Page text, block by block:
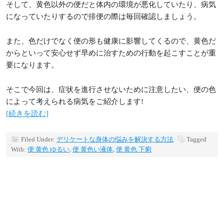
そして、黄色以外の便だと体内の環境が悪化していたり、病気
になっていたりするので排便の際は毎回確認しましょう。
また、色だけでなく便の形も健康に影響してくるので、黄色だ
からといって安心せず早めに治すための行動を起こすことが重
要になります。
そこで今回は、症状を進行させないために注意したい、便の色
によって考えられる病気をご紹介します!
[続きを読む]
Filed Under: デリケートな身体の悩みを解決する方法
Tagged
With: 便 黄色 ゆるい, 便 黄色い液体, 便 黄色 下痢